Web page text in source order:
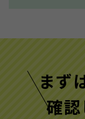
まず
確認